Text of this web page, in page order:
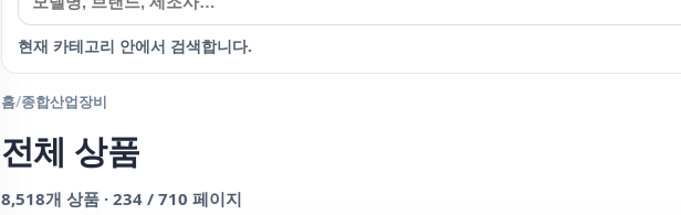
현재 카테고리 안에서 검색합니다.
홈/종합산업장비
전체 상품
8,518개 상품 · 234 / 710 페이지